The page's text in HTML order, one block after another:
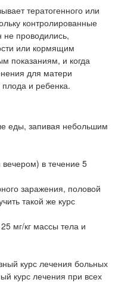
тератогенного или
контролированные
проводились,
или кормящим
показаниям, и когда
для матери
и ребенка.
еды, запивая небольшим
вечером) в течение 5
заражения, половой
такой же курс
мг/кг массы тела и
курс лечения больных
курс лечения при всех